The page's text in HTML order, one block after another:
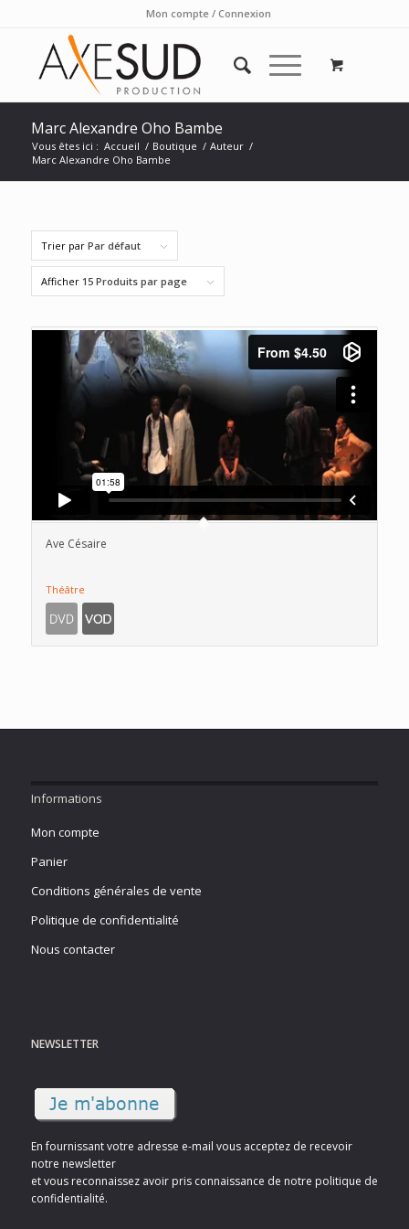
Mon compte / Connexion
Marc Alexandre Oho Bambe
Vous êtes ici : Accueil / Boutique / Auteur /
Marc Alexandre Oho Bambe
Trier par Par défaut
Afficher 15 Produits par page
Ave Césaire
Théâtre
Informations
Mon compte
Panier
Conditions générales de vente
Politique de confidentialité
Nous contacter
NEWSLETTER
En fournissant votre adresse e-mail vous acceptez de recevoir
notre newsletter
et vous reconnaissez avoir pris connaissance de notre politique de
confidentialité.